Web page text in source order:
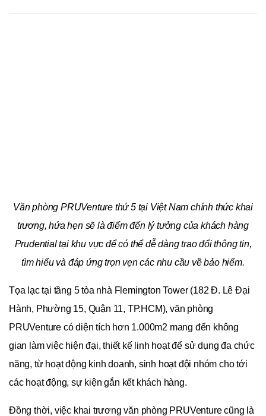
Văn phòng PRUVenture thứ 5 tại Việt Nam chính thức khai
trương, hứa hẹn sẽ là điểm đến lý tưởng của khách hàng
Prudential tại khu vực để có thể dễ dàng trao đổi thông tin,
tìm hiểu và đáp ứng trọn vẹn các nhu cầu về bảo hiểm.
Tọa lạc tại tầng 5 tòa nhà Flemington Tower (182 Đ. Lê Đại
Hành, Phường 15, Quận 11, TP.HCM), văn phòng
PRUVenture có diện tích hơn 1.000m2 mang đến không
gian làm việc hiện đại, thiết kế linh hoạt để sử dụng đa chức
năng, từ hoạt động kinh doanh, sinh hoạt đội nhóm cho tới
các hoạt động, sự kiện gắn kết khách hàng.
Đồng thời, việc khai trương văn phòng PRUVenture cũng là